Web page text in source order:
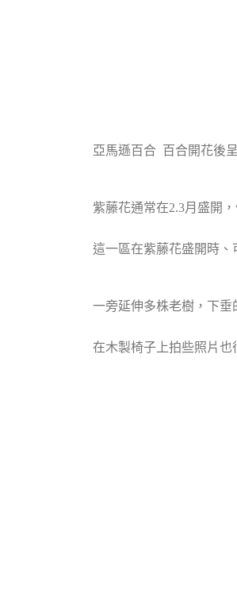
亞馬遜百合 百合開花後
紫藤花通常在2.3月盛開
這一區在紫藤花盛開時、
一旁延伸多株老樹，下
在木製椅子上拍些照片也